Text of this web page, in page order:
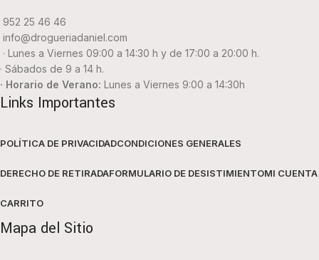
952 25 46 46
info@drogueriadaniel.com
· Lunes a Viernes 09:00 a 14:30 h y de 17:00 a 20:00 h.
· Sábados de 9 a 14 h.
· Horario de Verano: Lunes a Viernes 9:00 a 14:30h
Links Importantes
POLÍTICA DE PRIVACIDADCONDICIONES GENERALES
DERECHO DE RETIRADAFORMULARIO DE DESISTIMIENTOMI CUENTA
CARRITO
Mapa del Sitio